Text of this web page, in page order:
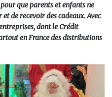
pour que parents et enfants ne
de recevoir des cadeaux. Avec
dont le Crédit
en France des distributions